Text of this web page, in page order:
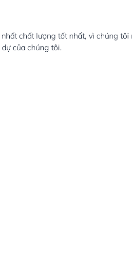
chất lượng tốt nhất, vì chúng
của chúng tôi.